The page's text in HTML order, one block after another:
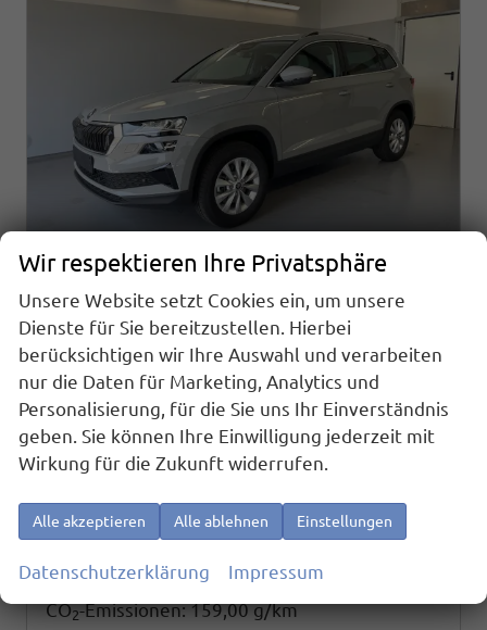
Skoda Karoq
sofort lieferbar Neuwagen
Fahrzeugnr.26249 Getriebe
Doppelkupplungsgetriebe (DSG)
KraftstoffDiesel Außenfarbe[M3M3] Stahl Grau
Leistung 110 kW (150 PS) Kilometerstand20 km
38.480,– €
incl. 19% MwSt.
Details
Verbrauch kombiniert:6,00 l/100km
CO2-Emissionen:159,00 g/km
Wir respektieren Ihre Privatsphäre
Unsere Website setzt Cookies ein, um unsere
Dienste für Sie bereitzustellen. Hierbei
berücksichtigen wir Ihre Auswahl und verarbeiten
nur die Daten für Marketing, Analytics und
Personalisierung, für die Sie uns Ihr Einverständnis
geben. Sie können Ihre Einwilligung jederzeit mit
Wirkung für die Zukunft widerrufen.
Alle akzeptieren Alle ablehnen Einstellungen
Datenschutzerklärung Impressum